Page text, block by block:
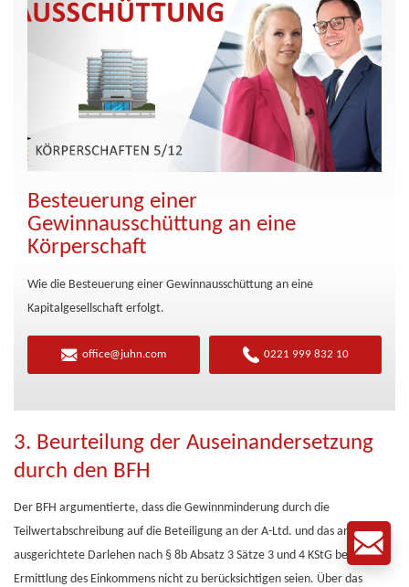
Besteuerung einer
Gewinnausschüttung an eine
Körperschaft
Wie die Besteuerung einer Gewinnausschüttung an eine
Kapitalgesellschaft erfolgt.
office@juhn.com 0221 999 832 10
3. Beurteilung der Auseinandersetzung
durch den BFH
Der BFH argumentierte, dass die Gewinnminderung durch die
Teilwertabschreibung auf die Beteiligung an der A-Ltd. und das an diese
ausgerichtete Darlehen nach § 8b Absatz 3 Sätze 3 und 4 KStG bei der
Ermittlung des Einkommens nicht zu berücksichtigen seien. Über das